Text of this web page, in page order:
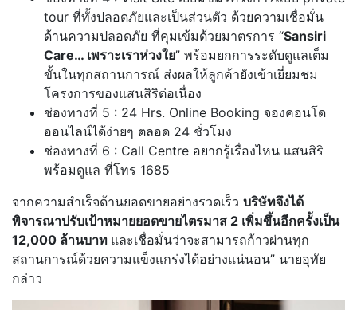
tour ที่ทั้งปลอดภัยและเป็นส่วนตัว ด้วยความเชื่อมั่น
ด้านความปลอดภัย ที่คุมเข้มด้วยมาตรการ “Sansiri
Care… เพราะเราห่วงใย” พร้อมยกการระดับดูแลเต็ม
ขั้นในทุกสถานการณ์ ส่งผลให้ลูกค้ายังเข้าเยี่ยมชม
โครงการของแสนสิริต่อเนื่อง
ช่องทางที่ 5 : 24 Hrs. Online Booking จองคอนโด
ออนไลน์ได้ง่ายๆ ตลอด 24 ชั่วโมง
ช่องทางที่ 6 : Call Centre อยากรู้เรื่องไหน แสนสิริ
พร้อมดูแล ที่โทร 1685
จากความสำเร็จด้านยอดขายอย่างรวดเร็ว บริษัทจึงได้
พิจารณาปรับเป้าหมายยอดขายไตรมาส 2 เพิ่มขึ้นอีกครั้งเป็น
12,000 ล้านบาท และเชื่อมั่นว่าจะสามารถก้าวผ่านทุก
สถานการณ์ด้วยความแข็งแกร่งได้อย่างแน่นอน” นายอุทัย
กล่าว